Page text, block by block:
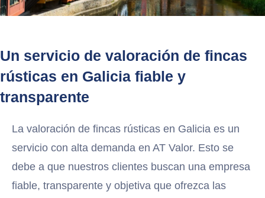
Un servicio de valoración de fincas
rústicas en Galicia fiable y
transparente
La valoración de fincas rústicas en Galicia es un
servicio con alta demanda en AT Valor. Esto se
debe a que nuestros clientes buscan una empresa
fiable, transparente y objetiva que ofrezca las